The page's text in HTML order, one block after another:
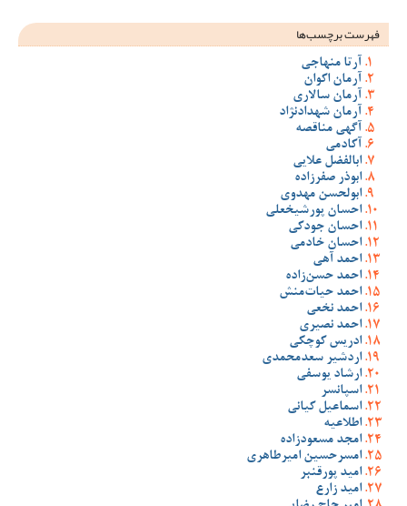
فهرست برچسب‌ها
آرتا منهاجی
آرمان اکوان
آرمان سالاری
آرمان شهدادنژاد
آگهی مناقصه
آکادمی
ابالفضل علایی
ابوذر صفرزاده
ابولحسن مهدوی
احسان پورشیخعلی
احسان جودکی
احسان خادمی
احمد آهی
احمد حسن‌زاده
احمد حیات‌منش
احمد نخعی
احمد نصیری
ادریس کوچکی
اردشیر سعدمحمدی
ارشاد یوسفی
اسپانسر
اسماعیل کیانی
اطلاعیه
امجد مسعودزاده
امسرحسین امیرطاهری
امید پورقنبر
امید زارع